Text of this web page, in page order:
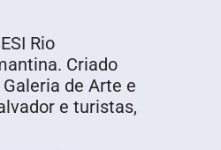
Rio
Criado
de Arte e
e turistas,